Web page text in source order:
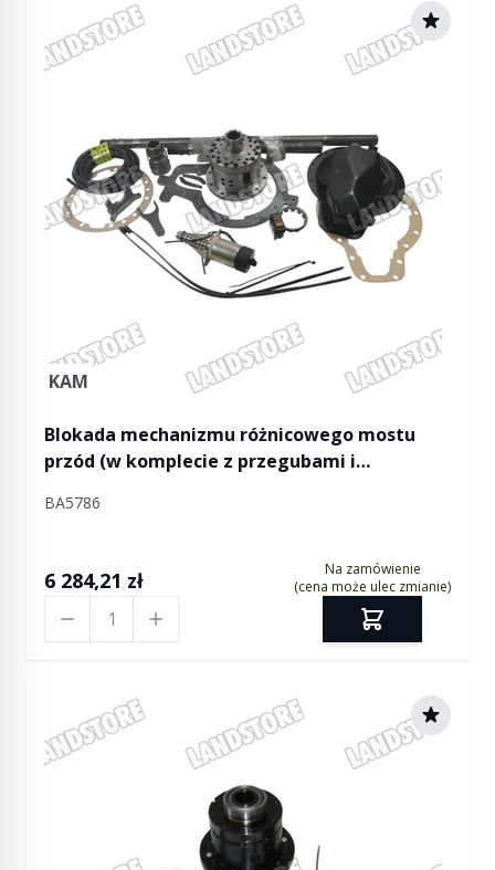
KAM
Blokada mechanizmu różnicowego mostu
przód (w komplecie z przegubami i
RR - KAM
BA5786
6 284,21 zł
Na zamówienie
(cena może ulec zmianie)